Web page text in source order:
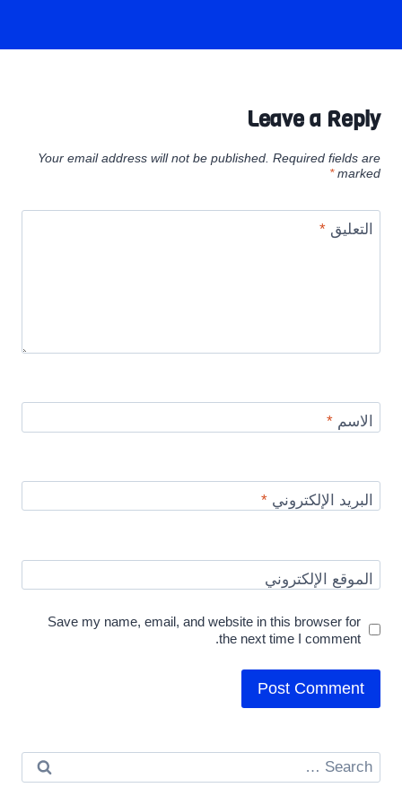
Leave a Reply
Your email address will not be published. Required fields are
marked
*
التعليق*
الاسم*
البريد الإلكتروني*
الموقع الإلكتروني
Save my name, email, and website in this browser for
the next time I comment.
Search
for: